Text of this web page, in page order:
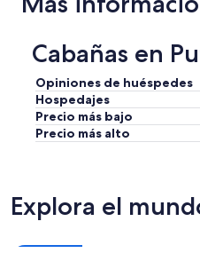
Cabañas en
Opiniones de huéspedes
Hospedajes
Precio más bajo
Precio más alto
Explora el